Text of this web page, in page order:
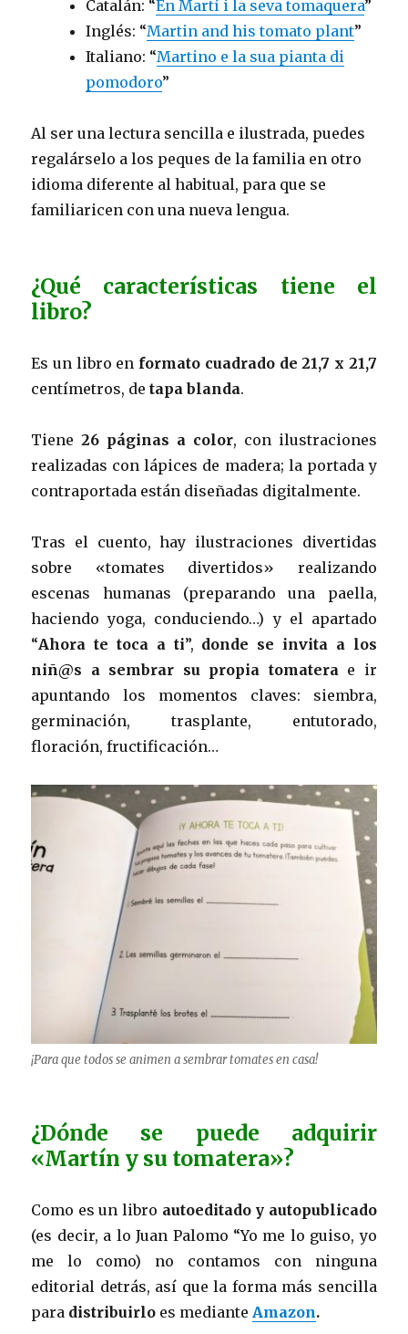
Catalán: “En Martí i la seva tomaquera”
Inglés: “Martin and his tomato plant”
Italiano: “Martino e la sua pianta di
pomodoro”
Al ser una lectura sencilla e ilustrada, puedes
regalárselo a los peques de la familia en otro
idioma diferente al habitual, para que se
familiaricen con una nueva lengua.
¿Qué características tiene el
libro?
Es un libro en formato cuadrado de 21,7 x 21,7
centímetros, detapa blanda.
Tiene26 páginas a color, con ilustraciones
realizadas con lápices de madera; la portada y
contraportada están diseñadas digitalmente.
Tras el cuento, hay ilustraciones divertidas
sobre «tomates divertidos» realizando
escenas humanas (preparando una paella,
haciendo yoga, conduciendo…) y el apartado
“Ahora te toca a ti”, donde se invita a los
niñ@s a sembrar su propia tomatera e ir
apuntando los momentos claves: siembra,
germinación, trasplante, entutorado,
floración, fructificación…
¡Para que todos se animen a sembrar tomates en casa!
¿Dónde se puede adquirir
«Martín y su tomatera»?
Como es un libro autoeditado y autopublicado
(es decir, a lo Juan Palomo “Yo me lo guiso, yo
me lo como) no contamos con ninguna
editorial detrás, así que la forma más sencilla
para distribuirlo es medianteAmazon.